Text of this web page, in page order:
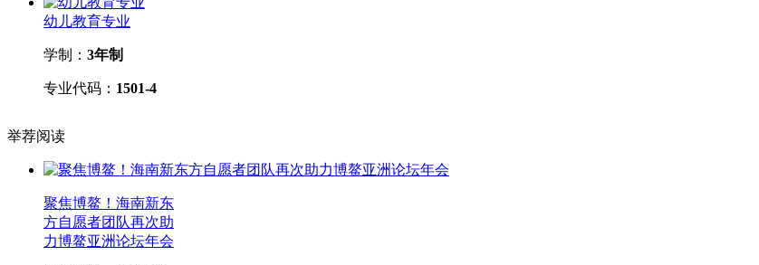
幼儿教育专业
学制： 3年制
专业代码： 1501-4
举荐阅读
聚焦博鳌！海南新东
方自愿者团队再次助
力博鳌亚洲论坛年会